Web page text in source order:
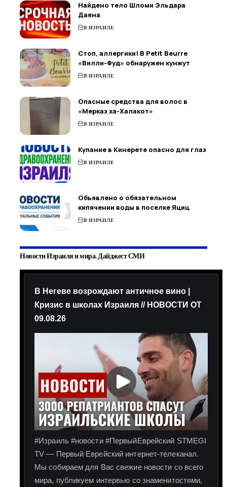
Найдено тело Шломи Эльдара
Даяна
В ИЗРАИЛЕ
Стоп, аллергики! В Petit Beurre
«Вилли-Фуд» обнаружен кунжут
В ИЗРАИЛЕ
Опасные средства для волос в
«Мерказ ха-Халакот»
В ИЗРАИЛЕ
Купание в Кинерете опасно для глаз
В ИЗРАИЛЕ
Объявлено о обязательном
кипячении воды в поселке Яциц
В ИЗРАИЛЕ
Новости Израиля и мира. Дайджест СМИ